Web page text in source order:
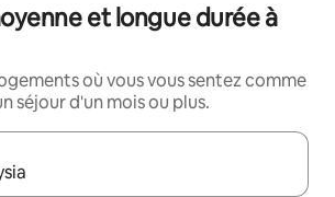
et longue durée à
où vous vous sentez comme
séjour d'un mois ou plus.
s'affichent, utilisez les flèches vers le